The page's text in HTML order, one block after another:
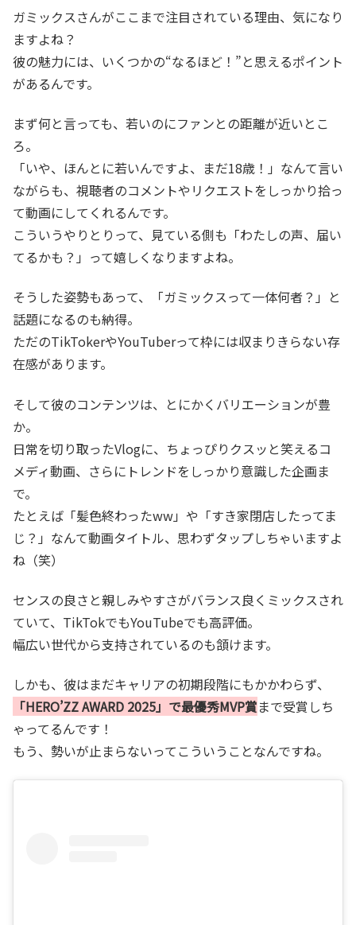
ガミックスさんがここまで注目されている理由、気になり
ますよね？
彼の魅力には、いくつかの“なるほど！”と思えるポイント
があるんです。
まず何と言っても、若いのにファンとの距離が近いとこ
ろ。
「いや、ほんとに若いんですよ、まだ18歳！」なんて言い
ながらも、視聴者のコメントやリクエストをしっかり拾っ
て動画にしてくれるんです。
こういうやりとりって、見ている側も「わたしの声、届い
てるかも？」って嬉しくなりますよね。
そうした姿勢もあって、「ガミックスって一体何者？」と
話題になるのも納得。
ただのTikTokerやYouTuberって枠には収まりきらない存
在感があります。
そして彼のコンテンツは、とにかくバリエーションが豊
か。
日常を切り取ったVlogに、ちょっぴりクスッと笑えるコ
メディ動画、さらにトレンドをしっかり意識した企画ま
で。
たとえば「髪色終わったww」や「すき家閉店したってま
じ？」なんて動画タイトル、思わずタップしちゃいますよ
ね（笑）
センスの良さと親しみやすさがバランス良くミックスされ
ていて、TikTokでもYouTubeでも高評価。
幅広い世代から支持されているのも頷けます。
しかも、彼はまだキャリアの初期段階にもかかわらず、
「HERO’ZZ AWARD 2025」で最優秀MVP賞まで受賞しち
ゃってるんです！
もう、勢いが止まらないってこういうことなんですね。